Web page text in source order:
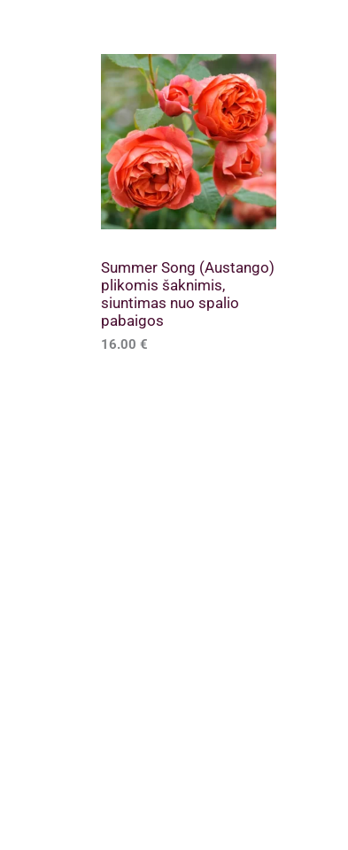
Summer Song (Austango)
plikomis šaknimis,
siuntimas nuo spalio
pabaigos
16.00 €